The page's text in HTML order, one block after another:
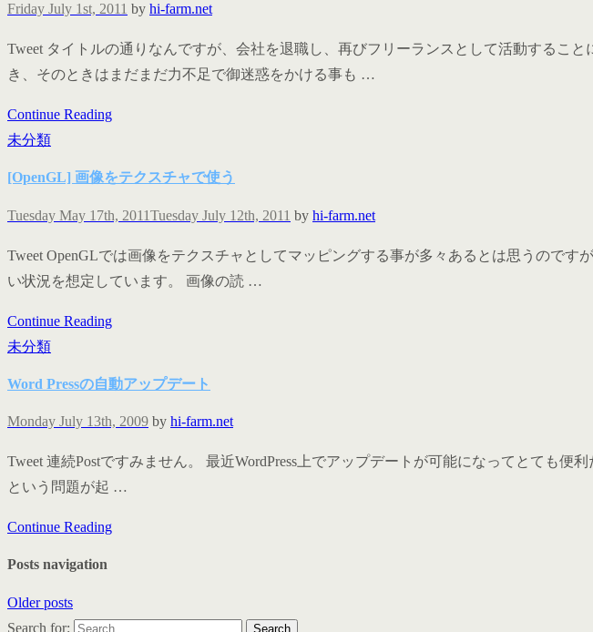
Friday July 1st, 2011 by hi-farm.net
Tweet タイトルの通りなんですが、会社を退職し、再びフリーランスとして活動するこ
き、そのときはまだまだ力不足で御迷惑をかける事も …
Continue Reading
未分類
[OpenGL] 画像をテクスチャで使う
Tuesday May 17th, 2011Tuesday July 12th, 2011 by hi-farm.net
Tweet OpenGLでは画像をテクスチャとしてマッピングする事が多々あるとは思うので
い状況を想定しています。 画像の読 …
Continue Reading
未分類
Word Pressの自動アップデート
Monday July 13th, 2009 by hi-farm.net
Tweet 連続Postですみません。 最近WordPress上でアップデートが可能になってとても便
という問題が起 …
Continue Reading
Posts navigation
Older posts
Search for: